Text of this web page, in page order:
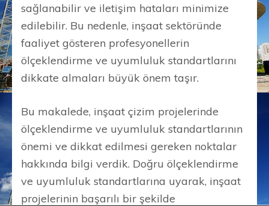
sağlanabilir ve iletişim hataları minimize
edilebilir. Bu nedenle, inşaat sektöründe
faaliyet gösteren profesyonellerin
ölçeklendirme ve uyumluluk standartlarını
dikkate almaları büyük önem taşır.
Bu makalede, inşaat çizim projelerinde
ölçeklendirme ve uyumluluk standartlarının
önemi ve dikkat edilmesi gereken noktalar
hakkında bilgi verdik. Doğru ölçeklendirme
ve uyumluluk standartlarına uyarak, inşaat
projelerinin başarılı bir şekilde